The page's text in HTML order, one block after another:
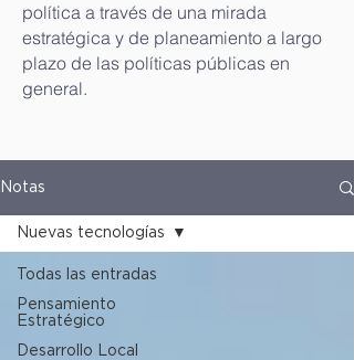
política a través de una mirada
estratégica y de planeamiento a largo
plazo de las políticas públicas en
general.
Notas
Todas las entradas
Pensamiento
Estratégico
Desarrollo Local
Nuevas tecnologías